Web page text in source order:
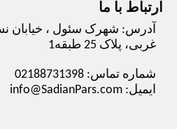
ارتباط با ما
آدرس: شهرک سئول ، خیابان
غربی، پلاک 25 طبقه1
شماره تماس: 02188731398
ایمیل: info@SadianPars.com